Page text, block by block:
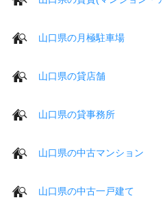
山口県の月極駐車場
山口県の貸店舗
山口県の貸事務所
山口県の中古マンション
山口県の中古一戸建て